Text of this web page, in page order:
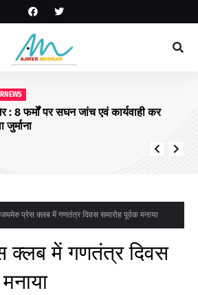
: 8 फर्मों पर सघन जांच एवं कार्यवाही कर
जुर्माना
प्रेस क्लब में गणतंत्र दिवस समारोह पूर्वक मनाया
में गणतंत्र दिवस